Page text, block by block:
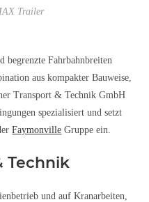
Trailer
begrenzte Fahrbahnbreiten
aus kompakter Bauweise,
Transport & Technik GmbH
spezialisiert und setzt
Faymonville Gruppe ein.
Technik
und auf Kranarbeiten,